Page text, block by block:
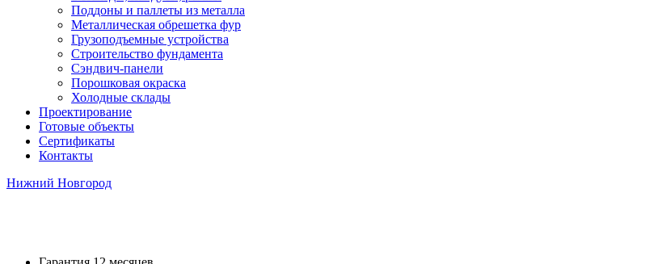
Поддоны и паллеты из металла
Металлическая обрешетка фур
Грузоподъемные устройства
Строительство фундамента
Сэндвич-панели
Порошковая окраска
Холодные склады
Проектирование
Готовые объекты
Сертификаты
Контакты
Нижний Новгород